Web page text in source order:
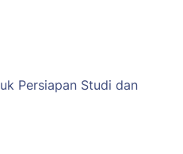
Persiapan Studi dan